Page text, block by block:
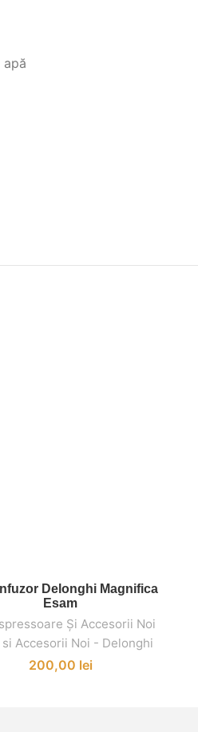
ADAUGĂ ÎN COȘ
Delonghi Magnifica
Esam
Și Accesorii Noi
si Accesorii Noi - Delonghi
200,00 lei